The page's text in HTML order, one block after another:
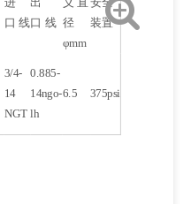
进
口 线
出
口 线
义 直
径
φmm
安全
装置
3/4-
14
NGT
0.885-
14ngo-
lh
6.5 375psi